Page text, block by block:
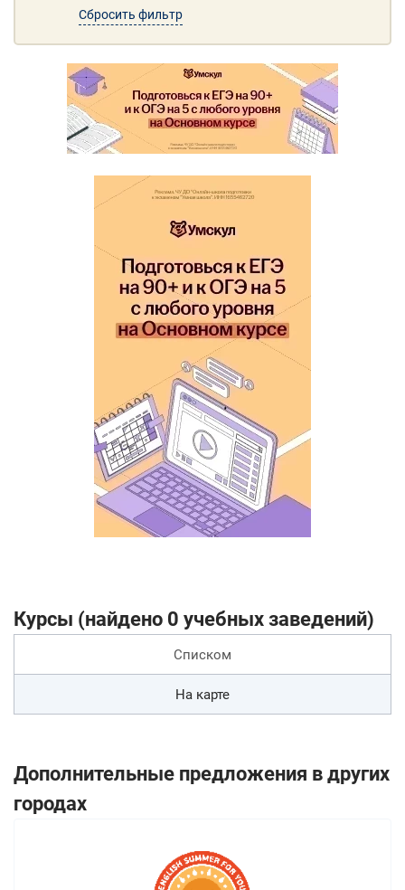
Сбросить фильтр
Курсы (найдено 0 учебных заведений)
Списком
На карте
Дополнительные предложения в других
городах